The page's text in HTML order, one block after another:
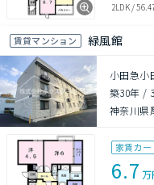
2LDK/
賃貸マンション 緑風館
小田急小
築30年 /
神奈川県
家賃カ
6.7 万